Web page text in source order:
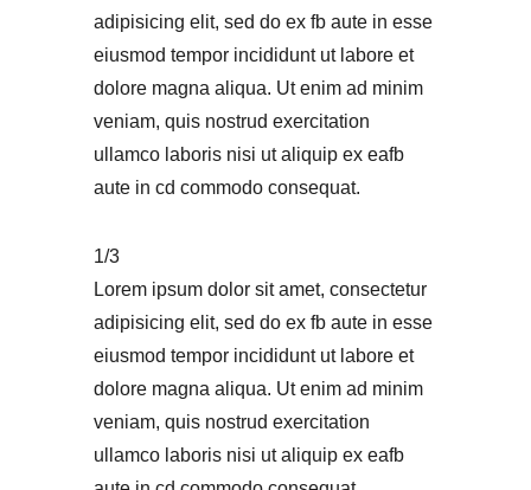
adipisicing elit, sed do ex fb aute in esse
eiusmod tempor incididunt ut labore et
dolore magna aliqua. Ut enim ad minim
veniam, quis nostrud exercitation
ullamco laboris nisi ut aliquip ex eafb
aute in cd commodo consequat.
1/3
Lorem ipsum dolor sit amet, consectetur
adipisicing elit, sed do ex fb aute in esse
eiusmod tempor incididunt ut labore et
dolore magna aliqua. Ut enim ad minim
veniam, quis nostrud exercitation
ullamco laboris nisi ut aliquip ex eafb